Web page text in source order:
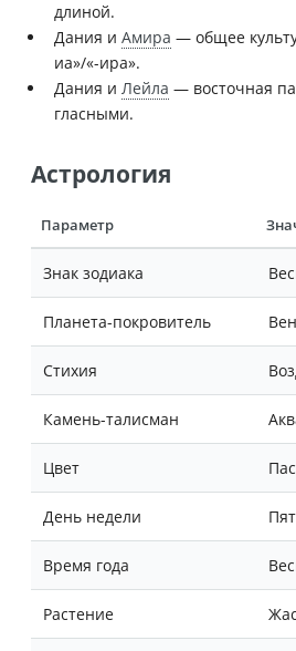
длиной.
Дания и Амира — общее
иа»/«-ира».
Дания и Лейла — восточная
гласными.
Астрология
Параметр
Знак зодиака
Планета-покровитель
Стихия
Камень-талисман
Цвет
День недели
Время года
Растение